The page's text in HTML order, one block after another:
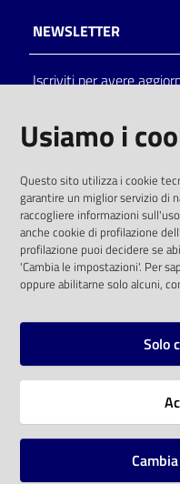
on line
Eventi
Chiedi al
bibliotecario
Avvisi
NEWSLETTER
Iscriviti per avere
solo alle condizioni
comunitaria 2003/98/
SOCIAL
Instagram
Vai alla pagina
Usiamo i
Questo sito utilizza i cookie
garantire un miglior servizio di
raccogliere informazioni
anche cookie di profilazione
profilazione puoi decidere se
'Cambia le impostazioni'. Per
oppure abilitarne solo alcuni,
Solo